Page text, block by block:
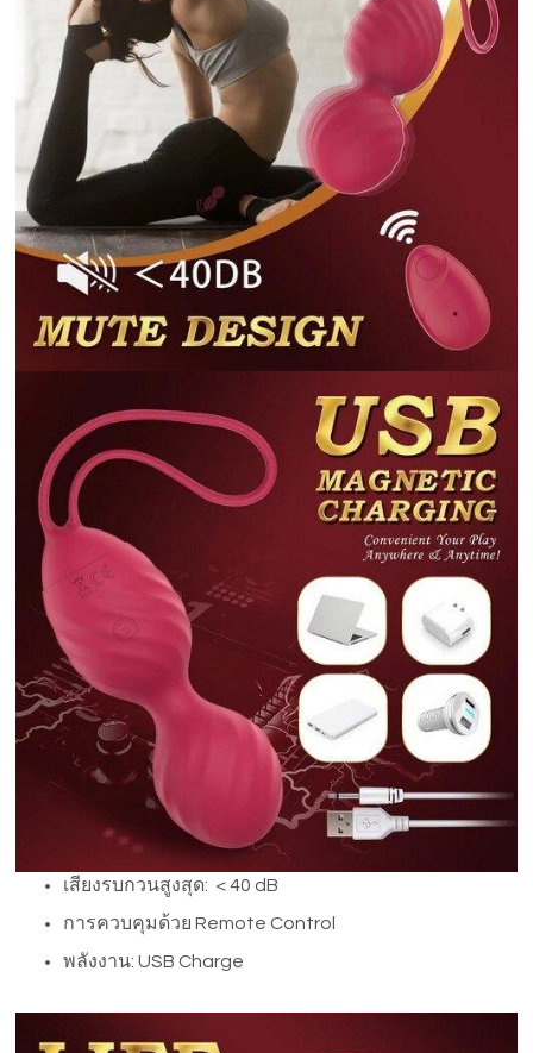
เสียงรบกวนสูงสุด: < 40 dB
การควบคุมด้วย Remote Control
พลังงาน: USB Charge